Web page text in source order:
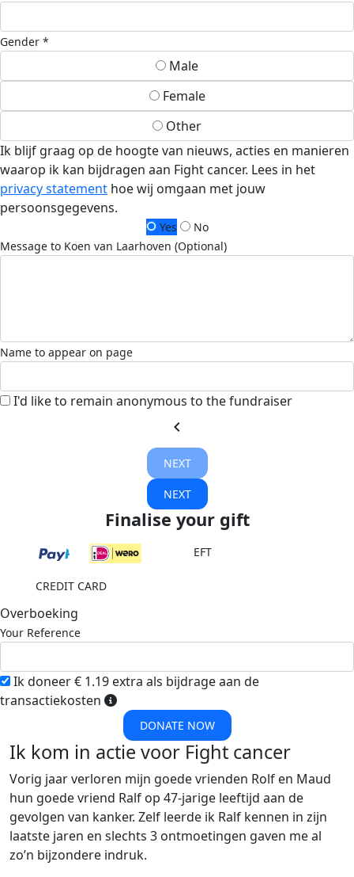
Gender *
Male
Female
Other
Ik blijf graag op de hoogte van nieuws, acties en manieren
waarop ik kan bijdragen aan Fight cancer. Lees in het
privacy statement hoe wij omgaan met jouw
persoonsgegevens.
Yes
No
Message to Koen van Laarhoven (Optional)
Name to appear on page
I'd like to remain anonymous to the fundraiser
chevron_left
NEXT
NEXT
Finalise your gift
EFT
CREDIT CARD
Overboeking
Your Reference
Ik doneer € 1.19 extra als bijdrage aan de
transactiekosten
DONATE NOW
Ik kom in actie voor Fight cancer
Vorig jaar verloren mijn goede vrienden Rolf en Maud
hun goede vriend Ralf op 47-jarige leeftijd aan de
gevolgen van kanker. Zelf leerde ik Ralf kennen in zijn
laatste jaren en slechts 3 ontmoetingen gaven me al
zo’n bijzondere indruk.